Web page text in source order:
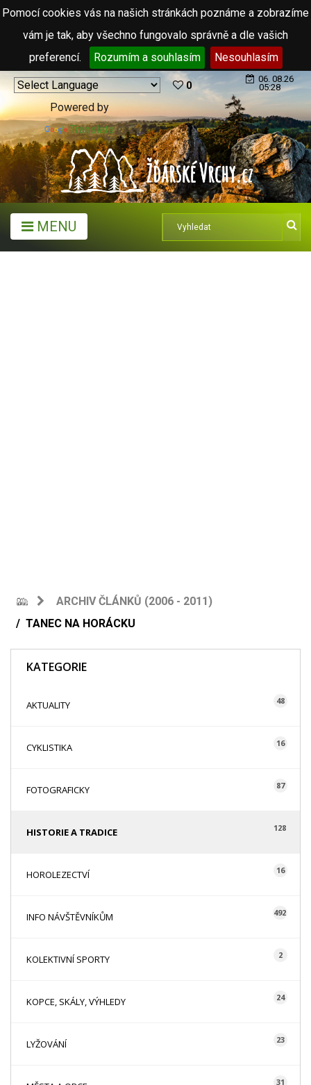
Pomocí cookies vás na našich stránkách poznáme a zobrazíme
vám je tak, aby všechno fungovalo správně a dle vašich
preferencí.
Rozumím a souhlasím Nesouhlasím
Powered by
Translate
0
06. 08.26
05:28
MENU
ARCHIV ČLÁNKŮ (2006 - 2011)
TANEC NA HORÁCKU
KATEGORIE
AKTUALITY 48
CYKLISTIKA 16
FOTOGRAFICKY 87
HISTORIE A TRADICE 128
HOROLEZECTVÍ 16
INFO NÁVŠTĚVNÍKŮM 492
KOLEKTIVNÍ SPORTY 2
KOPCE, SKÁLY, VÝHLEDY 24
LYŽOVÁNÍ 23
31